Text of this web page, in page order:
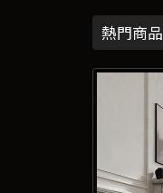
熱門商品